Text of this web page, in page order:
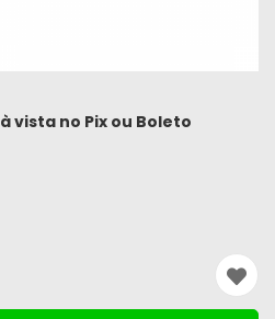
à vista no Pix ou Boleto